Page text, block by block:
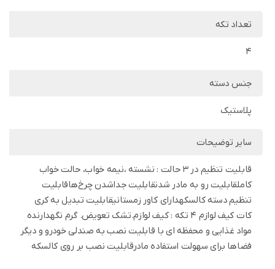
تعداد تکه
4
جنس دسته
پلاستیک
سایر توضیحات
قابلیت تنظیم در 3 حالت : نشسته ،نیمه خواب، حالت خواب
کاملقابلیت رو به مادر شدنقابلیت جداشدن چرخ‌هاقابلیت
تنظیم دسته کالسکهدارای کاور زمستانیقابلیت تبدیل به کری
کات کیف لوازم 4 تکه : کیف لوازم.تشک تعویض. گرم نگهدارنده
مواد غذایی و محفظه ای با قابلیت نصب به صندلی خودرو و دیگر
فضاها برای سهولت استفاده مادرقابلیت نصب بر روی کالسکه